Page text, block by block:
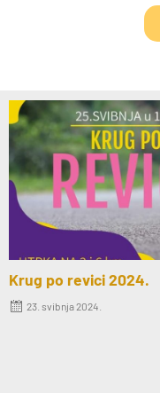
Krug po revici 2024.
23. svibnja 2024.